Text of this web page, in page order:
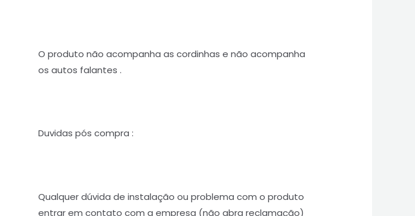
O produto não acompanha as cordinhas e não acompanha
os autos falantes .
Duvidas pós compra :
Qualquer dúvida de instalação ou problema com o produto
entrar em contato com a empresa (não abra reclamação)